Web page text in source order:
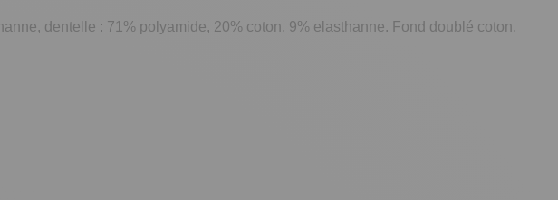
dentelle : 71% polyamide, 20% coton, 9% elasthanne. Fond doublé coton.